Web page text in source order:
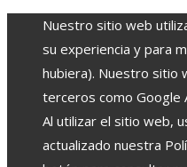
Nuestro sitio web
su experiencia y para
hubiera). Nuestro sitio
terceros como Google
Al utilizar el sitio web,
actualizado nuestra